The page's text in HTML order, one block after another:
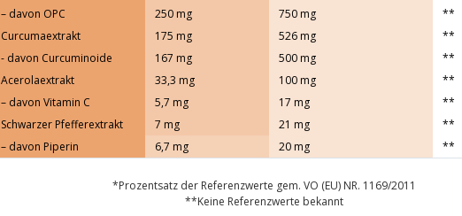
– davon OPC
250 mg 750 mg
**
Curcumaextrakt
175 mg 526 mg
**
- davon Curcuminoide
167 mg 500 mg
**
Acerolaextrakt
33,3 mg 100 mg
**
– davon Vitamin C
5,7 mg 17 mg
**
Schwarzer Pfefferextrakt
7 mg 21 mg
**
– davon Piperin
6,7 mg 20 mg **
*Prozentsatz der Referenzwerte gem. VO (EU) NR. 1169/2011
**Keine Referenzwerte bekannt